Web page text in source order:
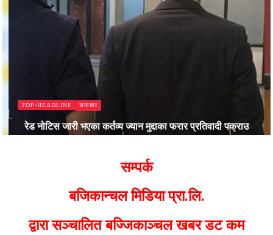
TOP-HEADLINE समाचार
रेड नोटिस जारी भएका कर्तव्य ज्यान मुद्दाका फरार प्रतिवादी पक्राउ
सम्पर्क
बजिकान्चल मिडिया प्रा.लि.
द्वारा सञ्चालित बज्जिकाञ्चल खबर डट कम